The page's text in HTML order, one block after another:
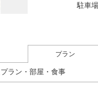
駐車
プラン
ラン・部屋・食事